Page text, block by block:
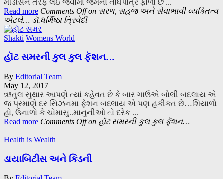
મેડિસિન તરફ લઇ જવામાં જેમનો નોંધપાત્ર ફાળો છે ...
Read more Comments Offon સરળ, સહજ અને સેવાભાવી વ્યક્તિત્વ
એટલે… ડૉ.ધર્મિષ્ઠા ત્રિવેદી
Shakti Womens World
હૉટ સમરની કુલ કુલ ફૅશન…
By Editorial Team
May 12, 2017
ઋતુલ સુથાર આપણે ત્યાં કહેવત છે કે બાર ગાઉએ બોલી બદલાય એ
જ પ્રમાણે દર સિઝનમા ફેશન બદલાય એ પણ હકીકત છે…શિયાળો
હો, ઉનાળો કે ચોમાસુ..માનુનીઓ તો દરેક ...
Read more Comments Offon હૉટ સમરની કુલ કુલ ફૅશન…
Health is Wealth
ડાયાબિટીસ અને કિડની